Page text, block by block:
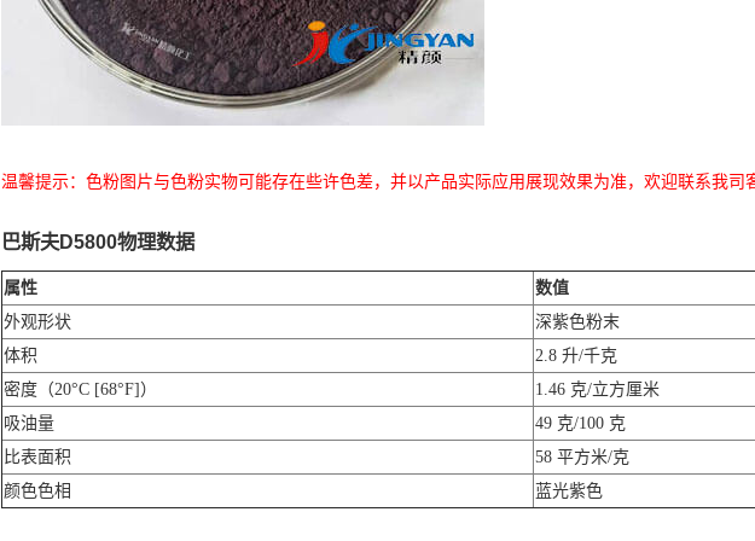
温馨提示：色粉图片与色粉实物可能存在些许色差，并以产品实际应用展现效果为准，欢迎联系我司
巴斯夫D5800物理数据
属性
数值
外观形状
深紫色粉末
体积
2.8 升/千克
密度（20°C [68°F]）
1.46 克/立方厘米
吸油量
49 克/100 克
比表面积
58 平方米/克
颜色色相
蓝光紫色